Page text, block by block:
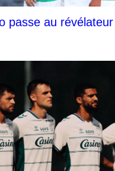
passe au